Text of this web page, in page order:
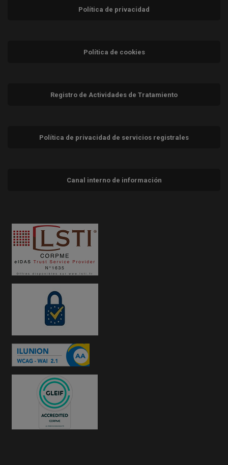
Política de privacidad
Política de cookies
Registro de Actividades de Tratamiento
Política de privacidad de servicios registrales
Canal interno de información